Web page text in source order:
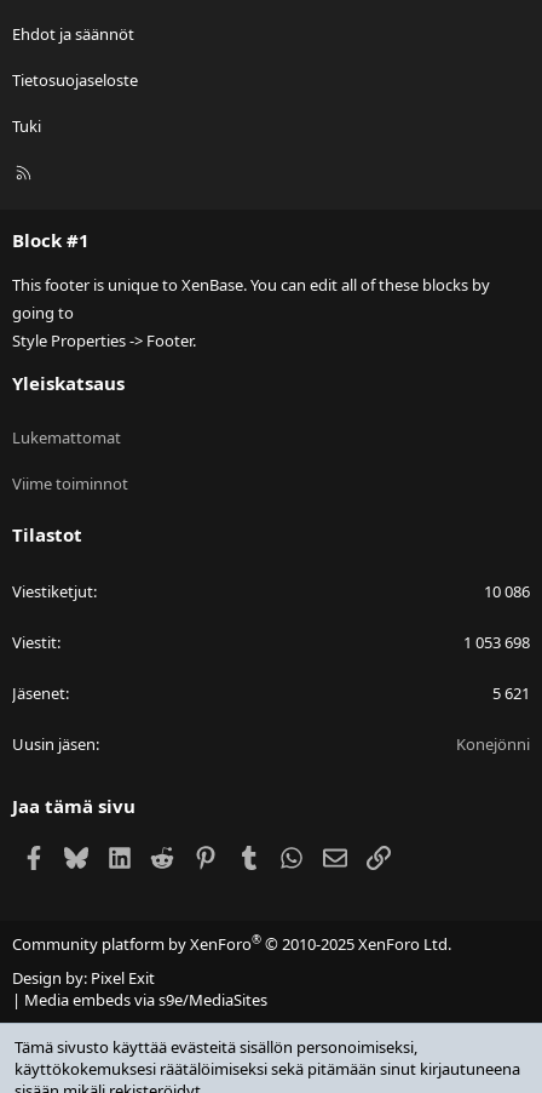
Ehdot ja säännöt
Tietosuojaseloste
Tuki
R
Block #1
This footer is unique to XenBase. You can edit all of these blocks by
going to
Style Properties -> Footer.
Yleiskatsaus
Lukemattomat
Viime toiminnot
Tilastot
Viestiketjut 10 086
Viestit 1 053 698
Jäsenet 5 621
Uusin jäsen Konejönni
Jaa tämä sivu
Facebook
BlueskyLinkedIn
Reddit PinterestTumblr WhatsApp
Sähköposti
Linkki
Community platform by XenForo® © 2010-2025 XenForo Ltd.
Design by: Pixel Exit
| Media embeds via s9e/MediaSites
Tämä sivusto käyttää evästeitä sisällön personoimiseksi,
käyttökokemuksesi räätälöimiseksi sekä pitämään sinut kirjautuneena